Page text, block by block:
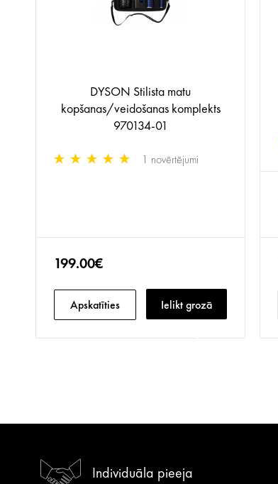
DYSON Stilista matu
kopšanas/veidošanas komplekts
970134-01
1 novērtējumi
199.00€
Apskatīties Ielikt grozā
Individuāla pieeja